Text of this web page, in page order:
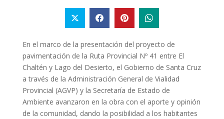
En el marco de la presentación del proyecto de
pavimentación de la Ruta Provincial Nº 41 entre El
Chaltén y Lago del Desierto, el Gobierno de Santa Cruz
a través de la Administración General de Vialidad
Provincial (AGVP) y la Secretaría de Estado de
Ambiente avanzaron en la obra con el aporte y opinión
de la comunidad, dando la posibilidad a los habitantes